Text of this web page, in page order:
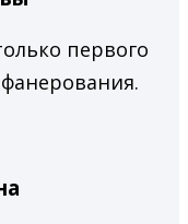
первого